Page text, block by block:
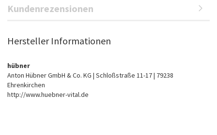
Kundenrezensionen
Hersteller Informationen
hübner
Anton Hübner GmbH & Co. KG | Schloßstraße 11-17 | 79238
Ehrenkirchen
http://www.huebner-vital.de